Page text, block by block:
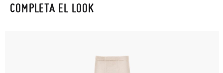
COMPLETA EL LOOK